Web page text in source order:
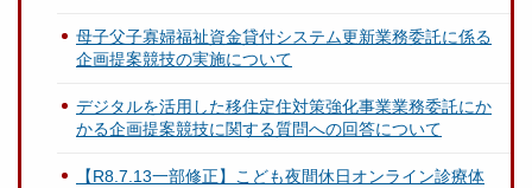
母子父子寡婦福祉資金貸付システム更新業務委託に係る
企画提案競技の実施について
デジタルを活用した移住定住対策強化事業業務委託にか
かる企画提案競技に関する質問への回答について
【R8.7.13一部修正】こども夜間休日オンライン診療体